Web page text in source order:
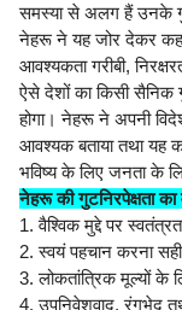
समस्या से अलग हैं उनके
नेहरू ने यह जोर देकर
आवश्यकता गरीबी,
ऐसे देशों का किसी सैनिक
होगा। नेहरू ने अपनी
आवश्यक बताया तथा यह
भविष्य के लिए जनता के
नेहरू की गुटनिरपेक्षता
1. वैश्विक मुद्दे पर
2. स्वयं पहचान करना
3. लोकतांत्रिक मूल्यों के
4. उपनिवेशवाद, रंगभेद